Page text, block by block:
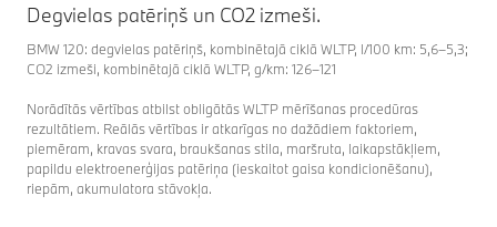
Degvielas patēriņš un CO2 izmeši.
BMW 120: degvielas patēriņš, kombinētajā ciklā WLTP, l/100 km: 5,6–5,3;
CO2 izmeši, kombinētajā ciklā WLTP, g/km: 126–121
Norādītās vērtības atbilst obligātās WLTP mērīšanas procedūras
rezultātiem. Reālās vērtības ir atkarīgas no dažādiem faktoriem,
piemēram, kravas svara, braukšanas stila, maršruta, laikapstākļiem,
papildu elektroenerģijas patēriņa (ieskaitot gaisa kondicionēšanu),
riepām, akumulatora stāvokļa.